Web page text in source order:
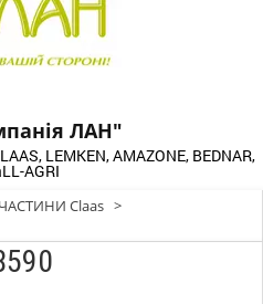
ЛАН"
LEMKEN, AMAZONE, BEDNAR,
AGRI
Claas >